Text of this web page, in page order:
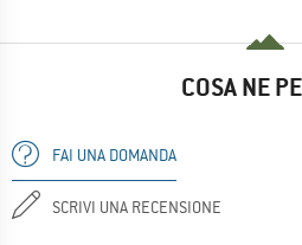
COSA NE
FAI UNA DOMANDA
SCRIVI UNA RECENSIONE